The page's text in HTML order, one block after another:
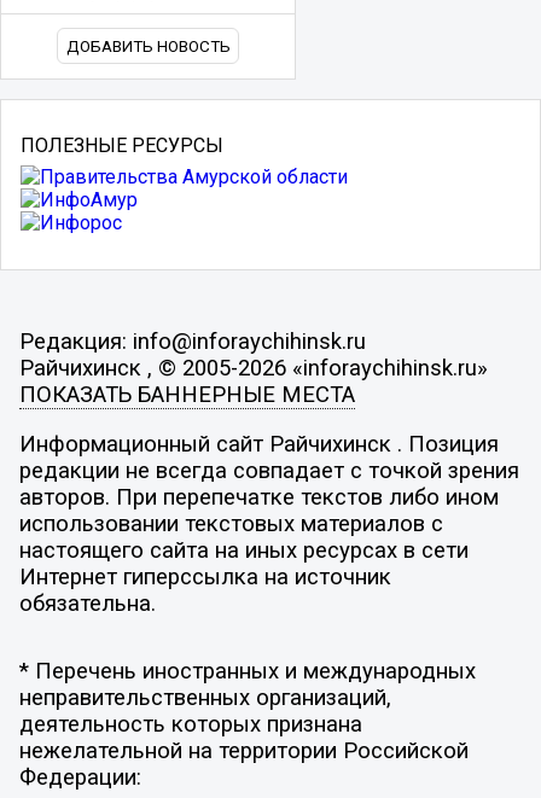
ДОБАВИТЬ НОВОСТЬ
ПОЛЕЗНЫЕ РЕСУРСЫ
Редакция: info@inforaychihinsk.ru
Райчихинск , © 2005-2026 «inforaychihinsk.ru»
ПОКАЗАТЬ БАННЕРНЫЕ МЕСТА
Информационный сайт Райчихинск . Позиция
редакции не всегда совпадает с точкой зрения
авторов. При перепечатке текстов либо ином
использовании текстовых материалов с
настоящего сайта на иных ресурсах в сети
Интернет гиперссылка на источник
обязательна.
* Перечень иностранных и международных
неправительственных организаций,
деятельность которых признана
нежелательной на территории Российской
Федерации: